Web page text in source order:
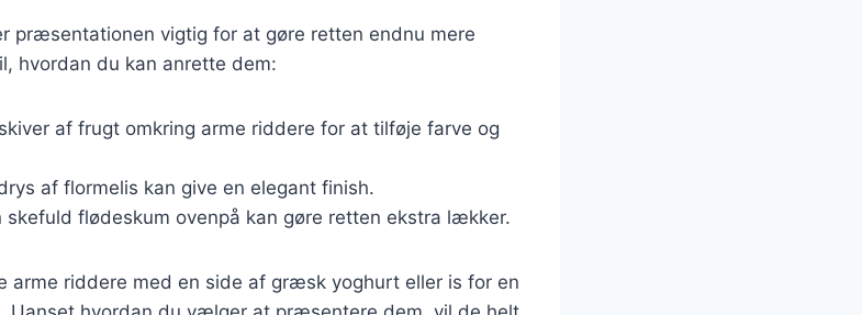
præsentationen vigtig for at gøre retten endnu mere
hvordan du kan anrette dem:
af frugt omkring arme riddere for at tilføje farve og
af flormelis kan give en elegant finish.
skefuld flødeskum ovenpå kan gøre retten ekstra lækker.
arme riddere med en side af græsk yoghurt eller is for en